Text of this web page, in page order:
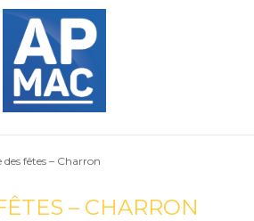
des fêtes – Charron
– CHARRON